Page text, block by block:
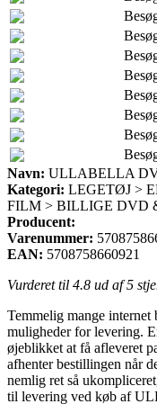
Navn: ULLABELLA
Kategori: LEGETØJ >
FILM > BILLIGE DVD
Producent:
Varenummer:
EAN: 5708758660921
Vurderet til 4.8 ud af 5
Temmelig mange
muligheder for levering.
øjeblikket at få afleveret
afhenter bestillingen når
nemlig ret så
til levering ved køb af